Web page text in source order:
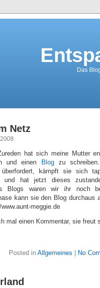
Das
Netz
hat sich meine Mutter
und einen Blogzu schreiben.
überfordert, kämpft sie sich
und hat jetzt dieses
Blogs waren wir ihr noch
kann sie den Blog durchaus
meggie.de
mal einen Kommentar, sie freut
Posted in Allgemeines No